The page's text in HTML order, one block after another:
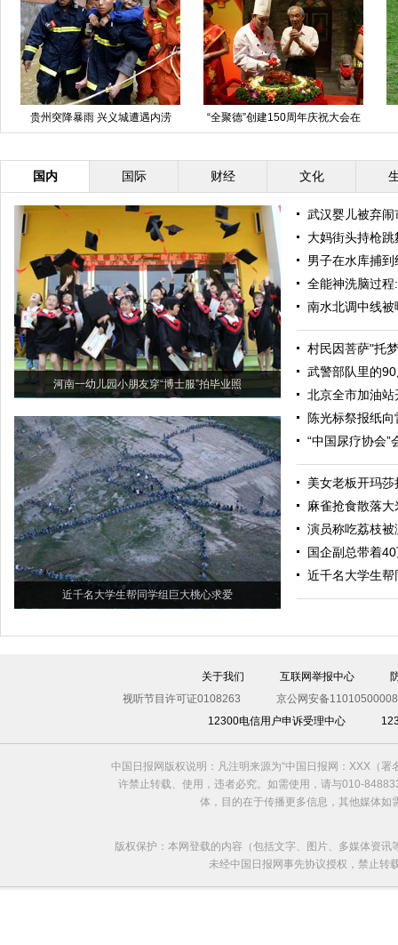
贵州突降暴雨 兴义城遭遇内涝
“全聚德”创建150周年庆祝大会在
京举行
国内 国际 财经 文化
河南一幼儿园小朋友穿“博士服”拍毕业照
近千名大学生帮同学组巨大桃心求爱
武汉婴儿被弃
大妈街头持枪跳
男子在水库捕
全能神洗脑过
南水北调中线
村民因菩萨"托
武警部队里的90
北京全市加油
陈光标祭报纸
“中国尿疗协会”
美女老板开玛
麻雀抢食散落
演员称吃荔枝
国企副总带着
近千名大学生
关于我们 互联网举报中心
视听节目许可证0108263
京公网安备
12300电信用户申诉受理中心
中国日报网版权说明：凡注明来源为“中国日报网：XXX（
许禁止转载、使用，违者必究。如需使用，请与010-
体，目的在于传播更多信息，其他媒体
版权保护：本网登载的内容（包括文字、图片、多媒体资
未经中国日报网事先协议授权，禁止转